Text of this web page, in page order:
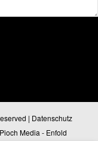
| Datenschutz
Media - Enfold